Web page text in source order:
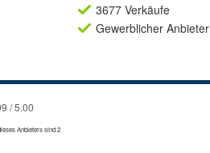
3677 Verkäufe
Gewerblicher Anbieter